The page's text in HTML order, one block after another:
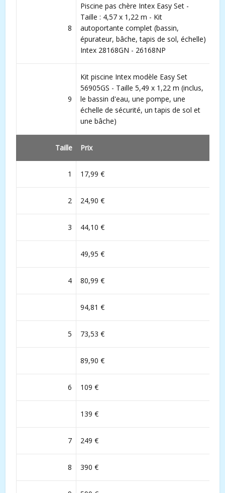
8
Piscine pas chère Intex Easy Set -
Taille : 4,57 x 1,22 m - Kit
autoportante complet (bassin,
épurateur, bâche, tapis de sol, échelle)
Intex 28168GN - 26168NP
9
Kit piscine Intex modèle Easy Set
56905GS - Taille 5,49 x 1,22 m (inclus,
le bassin d'eau, une pompe, une
échelle de sécurité, un tapis de sol et
une bâche)
Taille Prix
1 17,99 €
2 24,90 €
3 44,10 €
49,95 €
4 80,99 €
94,81 €
5 73,53 €
89,90 €
6 109 €
139 €
7 249 €
8 390 €